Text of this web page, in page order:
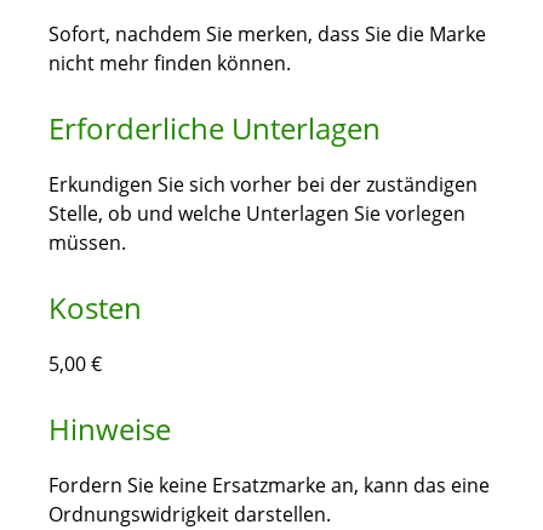
Sofort, nachdem Sie merken, dass Sie die Marke
nicht mehr finden können.
Erforderliche Unterlagen
Erkundigen Sie sich vorher bei der zuständigen
Stelle, ob und welche Unterlagen Sie vorlegen
müssen.
Kosten
5,00 €
Hinweise
Fordern Sie keine Ersatzmarke an, kann das eine
Ordnungswidrigkeit darstellen.